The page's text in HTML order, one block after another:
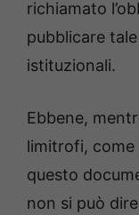
richiamato
pubblicare
istituzionali.
Ebbene,
limitrofi, come
questo
non si può